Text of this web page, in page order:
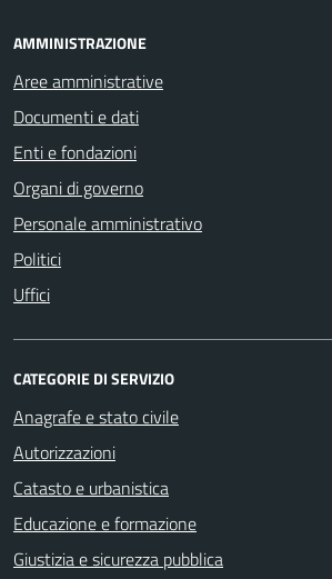
AMMINISTRAZIONE
Aree amministrative
Documenti e dati
Enti e fondazioni
Organi di governo
Personale amministrativo
Politici
Uffici
CATEGORIE DI SERVIZIO
Anagrafe e stato civile
Autorizzazioni
Catasto e urbanistica
Educazione e formazione
Giustizia e sicurezza pubblica